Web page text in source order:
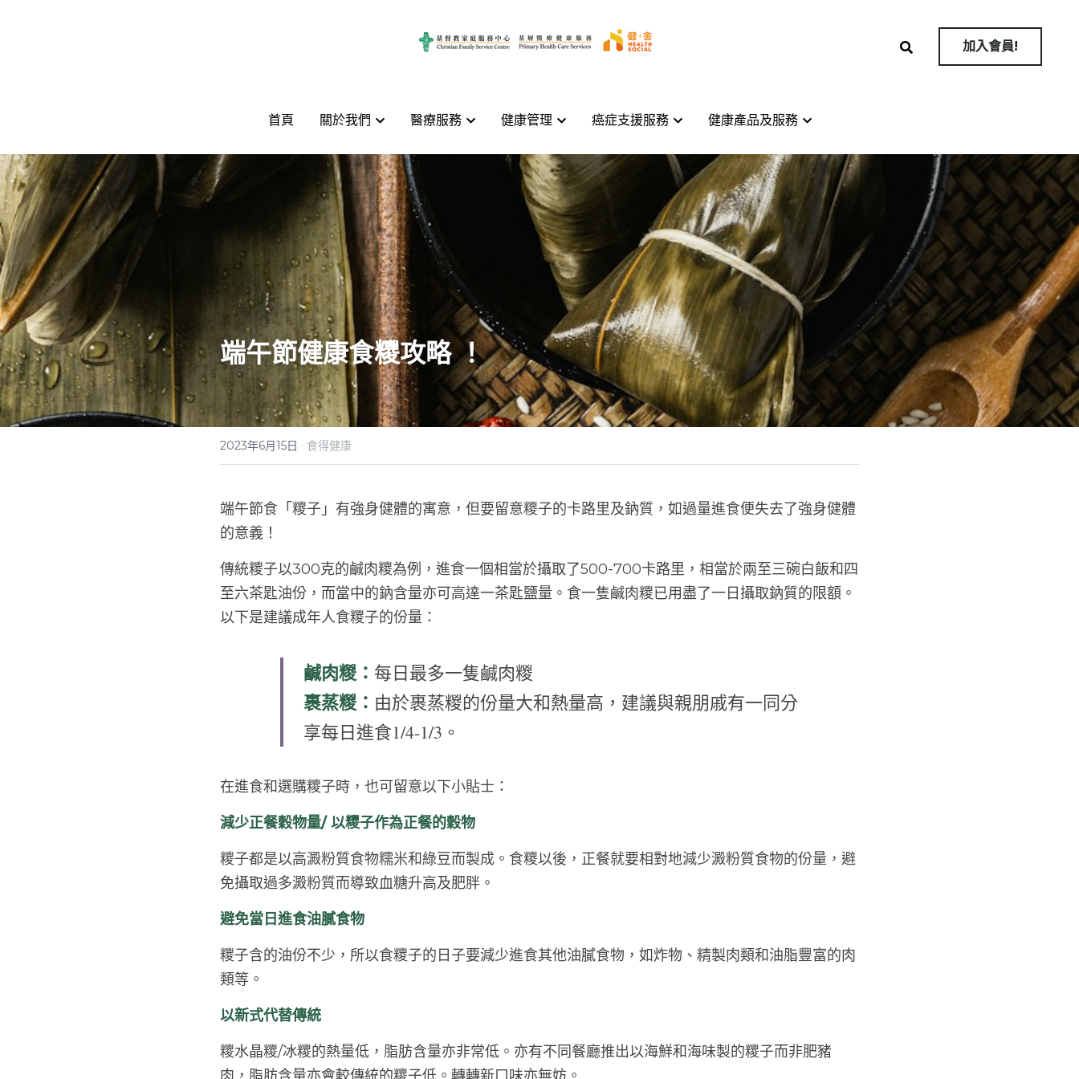
首頁 關於我們 醫療服務 健康管理 癌症支援服務 健康產品及服務
加入會員!
首頁 關於我們 醫療服務 健康管理 癌症支援服務 健康產品及服務
加入會員!
端午節健康食糭攻略 ！
2023年6月15日 · 食得健康
端午節食「 糭子 」有強身健體的寓意，但要留意糭子的卡路里及鈉質，如過量進食便失去了強身健體
的意義！
傳統糭子以300克的鹹肉糭為例，進食一個相當於攝取了500-700卡路里，相當於兩至三碗白飯和四
至六茶匙油份，而當中的鈉含量亦可高達一茶匙鹽量。食一隻鹹肉糭已用盡了一日攝取鈉質的限額。
以下是建議成年人食糭子的份量：
鹹肉糉： 每日最多一隻鹹肉糉
裹蒸糉： 由於裹蒸糉的份量大和熱量高，建議與親朋戚有一同分
享每日進食1/4-1/3。
在進食和選購糭子時，也可留意以下小貼士：
減少正餐穀物量/ 以糭子作為正餐的穀物
糭子都是以高澱粉質食物糯米和綠豆而製成。食糭以後，正餐就要相對地減少澱粉質食物的份量，避
免攝取過多澱粉質而導致血糖升高及肥胖。
避免當日進食油膩食物
糭子含的油份不少，所以食糭子的日子要減少進食其他油膩食物，如炸物、精製肉類和油脂豐富的肉
類等。
以新式代替傳統
糭水晶糭/冰糭的熱量低，脂肪含量亦非常低。亦有不同餐廳推出以海鮮和海味製的糭子而非肥豬